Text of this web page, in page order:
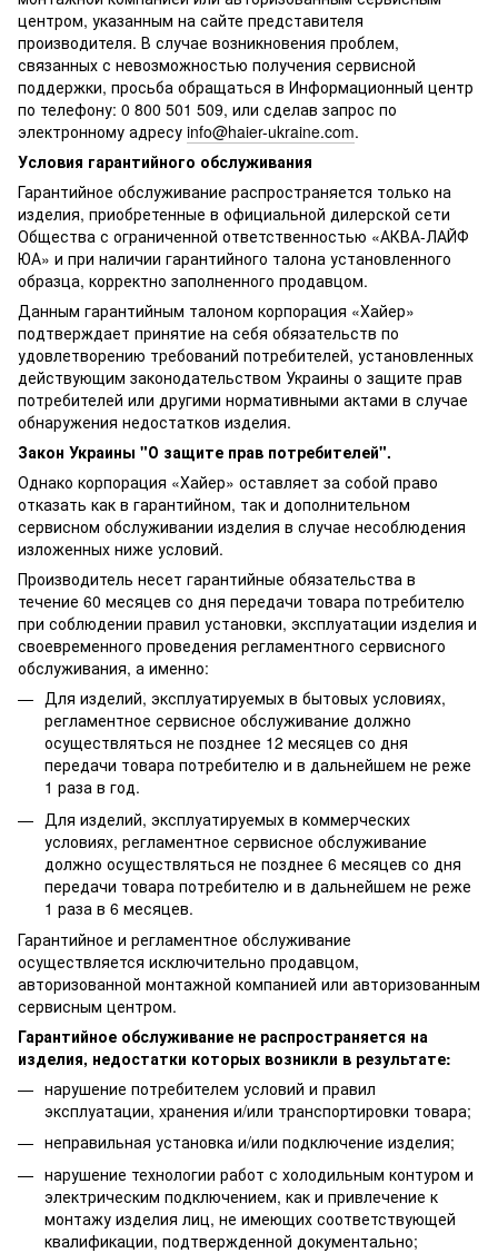
центром, указанным на сайте представителя
производителя. В случае возникновения проблем,
связанных с невозможностью получения сервисной
поддержки, просьба обращаться в Информационный центр
по телефону: 0 800 501 509, или сделав запрос по
электронному адресу info@haier-ukraine.com.
Условия гарантийного обслуживания
Гарантийное обслуживание распространяется только на
изделия, приобретенные в официальной дилерской сети
Общества с ограниченной ответственностью «АКВА-ЛАЙФ
ЮА» и при наличии гарантийного талона установленного
образца, корректно заполненного продавцом.
Данным гарантийным талоном корпорация «Хайер»
подтверждает принятие на себя обязательств по
удовлетворению требований потребителей, установленных
действующим законодательством Украины о защите прав
потребителей или другими нормативными актами в случае
обнаружения недостатков изделия.
Закон Украины "О защите прав потребителей".
Однако корпорация «Хайер» оставляет за собой право
отказать как в гарантийном, так и дополнительном
сервисном обслуживании изделия в случае несоблюдения
изложенных ниже условий.
Производитель несет гарантийные обязательства в
течение 60 месяцев со дня передачи товара потребителю
при соблюдении правил установки, эксплуатации изделия и
своевременного проведения регламентного сервисного
обслуживания, а именно:
Для изделий, эксплуатируемых в бытовых условиях,
регламентное сервисное обслуживание должно
осуществляться не позднее 12 месяцев со дня
передачи товара потребителю и в дальнейшем не реже
1 раза в год.
Для изделий, эксплуатируемых в коммерческих
условиях, регламентное сервисное обслуживание
должно осуществляться не позднее 6 месяцев со дня
передачи товара потребителю и в дальнейшем не реже
1 раза в 6 месяцев.
Гарантийное и регламентное обслуживание
осуществляется исключительно продавцом,
авторизованной монтажной компанией или авторизованным
сервисным центром.
Гарантийное обслуживание не распространяется на
изделия, недостатки которых возникли в результате:
нарушение потребителем условий и правил
эксплуатации, хранения и/или транспортировки товара;
неправильная установка и/или подключение изделия;
нарушение технологии работ с холодильным контуром и
электрическим подключением, как и привлечение к
монтажу изделия лиц, не имеющих соответствующей
квалификации, подтвержденной документально;